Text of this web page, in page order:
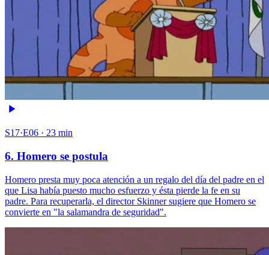
S17·E06 · 23 min
6. Homero se postula
Homero presta muy poca atención a un regalo del día del padre en el
que Lisa había puesto mucho esfuerzo y ésta pierde la fe en su
padre. Para recuperarla, el director Skinner sugiere que Homero se
convierte en "la salamandra de seguridad".